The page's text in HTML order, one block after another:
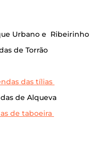
Urbano e Ribeirinho
de Torrão
das tílias
de Alqueva
de taboeira